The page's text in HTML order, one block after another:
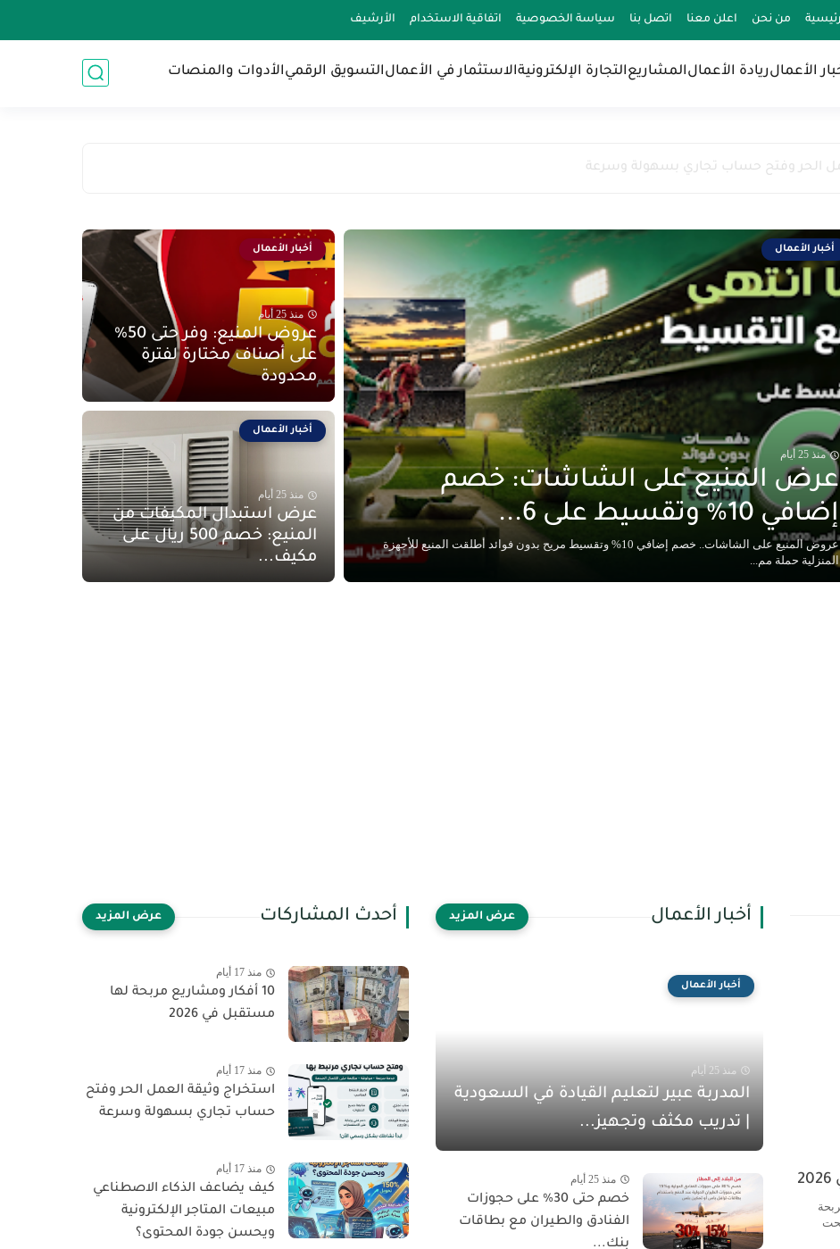
من نحن اعلن معنا اتصل بنا سياسة الخصوصية اتفاقية الاستخدام الأرشيف
الأعمالريادة الأعمالالمشاريعالتجارة الإلكترونيةالاستثمار في الأعمالالتسويق الرقميالأدوات والمنصات
الحر وفتح حساب تجاري بسهولة وسرعة
أخبار الأعمال
منذ 25 أيام
عرض المنيع على الشاشات: خصم
إضافي 10% وتقسيط على 6...
عروض المنيع على الشاشات.. خصم إضافي 10% وتقسيط مريح بدون فوائد أطلقت المنيع للأجهزة
المنزلية حملة مم...
أخبار الأعمال
منذ 25 أيام
عروض المنيع: وفر حتى 50%
على أصناف مختارة لفترة
محدودة
أخبار الأعمال
منذ 25 أيام
عرض استبدال المكيفات من
المنيع: خصم 500 ريال على
مكيف...
2026.. أفكار مربحة
أخبار الأعمال
أخبار الأعمال
منذ 25 أيام
المدربة عبير لتعليم القيادة في السعودية
| تدريب مكثف وتجهيز...
منذ 25 أيام
خصم حتى 30% على حجوزات
الفنادق والطيران مع بطاقات
بنك...
أحدث المشاركات
منذ 17 أيام
10 أفكار ومشاريع مربحة لها
مستقبل في 2026
منذ 17 أيام
استخراج وثيقة العمل الحر وفتح
حساب تجاري بسهولة وسرعة
منذ 17 أيام
كيف يضاعف الذكاء الاصطناعي
مبيعات المتاجر الإلكترونية
ويحسن جودة المحتوى؟